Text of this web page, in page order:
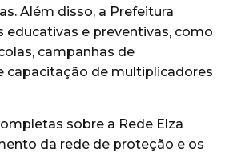
Além disso, a Prefeitura
educativas e preventivas, como
campanhas de
capacitação de multiplicadores
sobre a Rede Elza
da rede de proteção e os